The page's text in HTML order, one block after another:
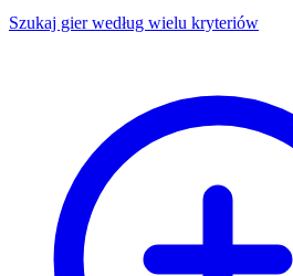
Szukaj gier według wielu kryteriów